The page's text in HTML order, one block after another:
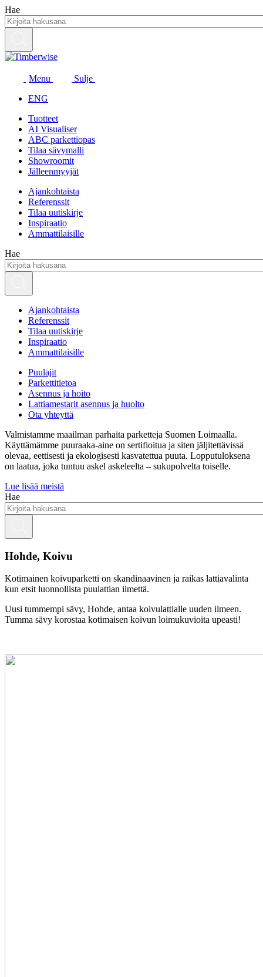
Siirry
sisältöön
Hae
Menu
Sulje
ENG
Tuotteet
AI Visualiser
ABC parkettiopas
Tilaa sävymalli
Showroomit
Jälleenmyyjät
Ajankohtaista
Referenssit
Tilaa uutiskirje
Inspiraatio
Ammattilaisille
Hae
Ajankohtaista
Referenssit
Tilaa uutiskirje
Inspiraatio
Ammattilaisille
Puulajit
Parkettitietoa
Asennus ja hoito
Lattiamestarit asennus ja huolto
Ota yhteyttä
Valmistamme maailman parhaita parketteja Suomen Loimaalla.
Käyttämämme puuraaka-aine on sertifioitua ja siten jäljitettävissä
olevaa, eettisesti ja ekologisesti kasvatettua puuta. Lopputuloksena
on laatua, joka tuntuu askel askeleelta – sukupolvelta toiselle.
Lue lisää meistä
Hae
Hohde, Koivu
Kotimainen koivuparketti on skandinaavinen ja raikas lattiavalinta
kun etsit luonnollista puulattian ilmettä.
Uusi tummempi sävy, Hohde, antaa koivulattialle uuden ilmeen.
Tumma sävy korostaa kotimaisen koivun loimukuvioita upeasti!